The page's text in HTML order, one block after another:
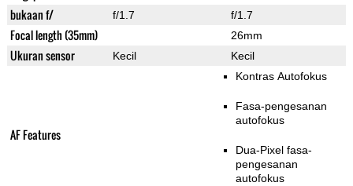
bukaan f/ f/1.7 f/1.7
Focal length (35mm) 26mm
Ukuran sensor Kecil Kecil
AF Features
Kontras Autofokus
Fasa-pengesanan
autofokus
Dua-Pixel fasa-
pengesanan
autofokus